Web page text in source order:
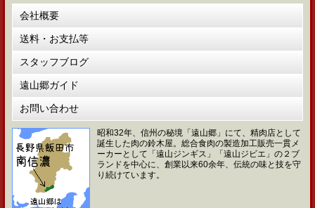
会社概要
送料・お支払等
スタッフブログ
遠山郷ガイド
お問い合わせ
昭和32年、信州の秘境「遠山郷」にて、精肉店として
誕生した肉の鈴木屋。総合食肉の製造加工販売一貫メ
ーカーとして「遠山ジンギス」「遠山ジビエ」の２ブ
ランドを中心に、創業以来60余年、伝統の味と技を守
り続けています。